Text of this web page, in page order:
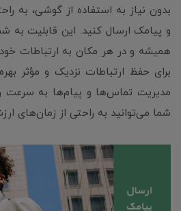
بدون نیاز به استفاده از گوشی، به
و پیامک ارسال کنید. این قابلیت به
همیشه و در هر مکان به ارتباطات خود
برای حفظ ارتباطات نزدیک و مؤثر
مدیریت تماس‌ها و پیام‌ها به
شما می‌توانید به راحتی از زمان‌های